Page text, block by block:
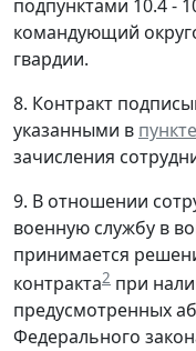
подпунктами 10.4 -
командующий
гвардии.
8. Контракт
указанными в
зачисления
9. В отношении
военную службу в
принимается
контракта2 при
предусмотренных
Федерального